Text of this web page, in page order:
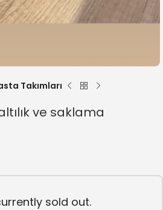
Takımları
ve saklama
sold out.